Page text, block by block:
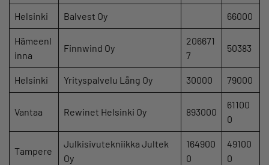
Helsinki Balvest Oy 66000
Hämeenl
inna
Finnwind Oy
206671
7
50383
Helsinki Yrityspalvelu Lång Oy 30000 79000
Vantaa Rewinet Helsinki Oy 893000
61100
0
Tampere
Julkisivutekniikka Jultek
Oy
164900
0
49100
0